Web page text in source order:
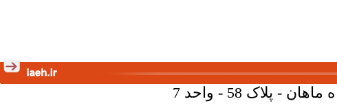
58 - واحد 7